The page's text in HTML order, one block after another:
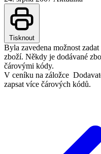
Tisknout
Byla zavedena možnost
zboží. Někdy je dodávané
čárovými kódy.
V ceníku na záložce
zapsat více čárových kódů.